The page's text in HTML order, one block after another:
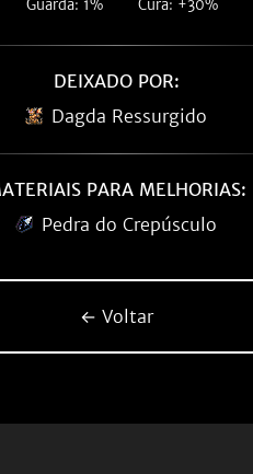
Guarda: 1% Cura: +30%
DEIXADO POR:
Dagda Ressurgido
PARA MELHORIAS:
Pedra do Crepúsculo
← Voltar